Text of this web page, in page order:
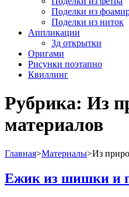
Поделки из
Поделки из ниток
Аппликации
3д открытки
Оригами
Рисунки поэтапно
Квиллинг
Рубрика: Из
материалов
Главная>Материалы>Из
Ежик из шишки и